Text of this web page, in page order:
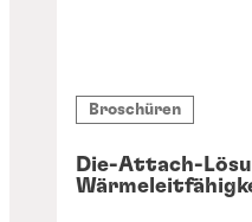
Broschüren
Die-Attach-